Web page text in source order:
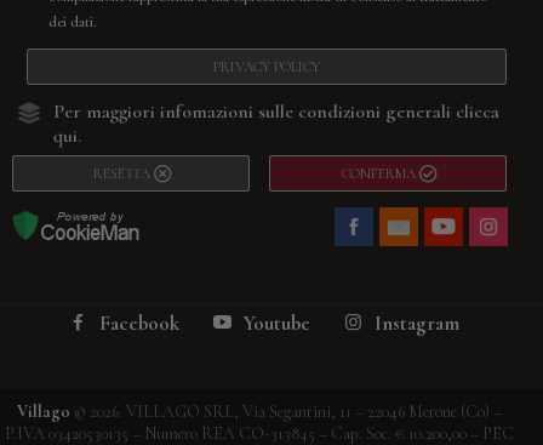
dei dati.
PRIVACY POLICY
Per maggiori infomazioni sulle condizioni generali clicca
qui.
RESETTA CONFERMA
Facebook Youtube Instagram
Villago © 2026. VILLAGO SRL, Via Segantini, 11 – 22046 Merone (Co) –
P.IVA 03420530135 – Numero REA CO-313845 – Cap. Soc. € 10.200,00 – PEC